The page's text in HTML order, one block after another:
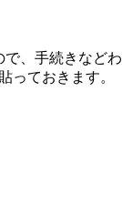
、手続きなどわ
っておきます。